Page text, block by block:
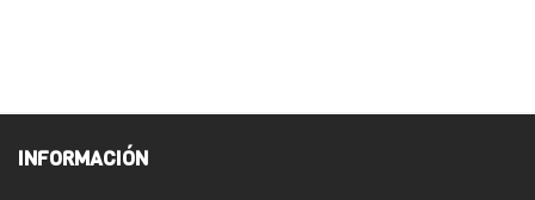
INFORMACIÓN